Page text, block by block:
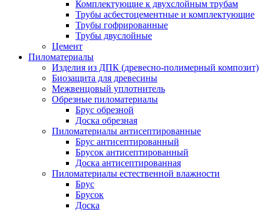
Комплектующие к двухслойным трубам
Трубы асбестоцементные и комплектующие
Трубы гофрированные
Трубы двуслойные
Цемент
Пиломатериалы
Изделия из ДПК (древесно-полимерный композит)
Биозащита для древесины
Межвенцовый уплотнитель
Обрезные пиломатериалы
Брус обрезной
Доска обрезная
Пиломатериалы антисептированные
Брус антисептированный
Брусок антисептированный
Доска антисептированная
Пиломатериалы естественной влажности
Брус
Брусок
Доска